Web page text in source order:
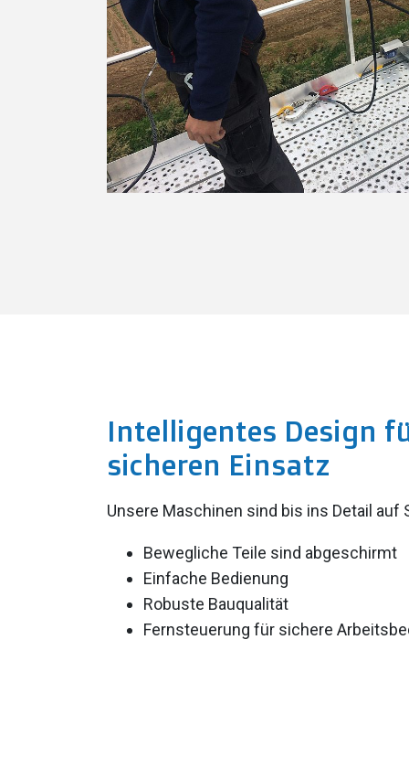
Intelligentes Design
sicheren Einsatz
Unsere Maschinen sind bis ins Detail auf
Bewegliche Teile sind abgeschirmt
Einfache Bedienung
Robuste Bauqualität
Fernsteuerung für sichere